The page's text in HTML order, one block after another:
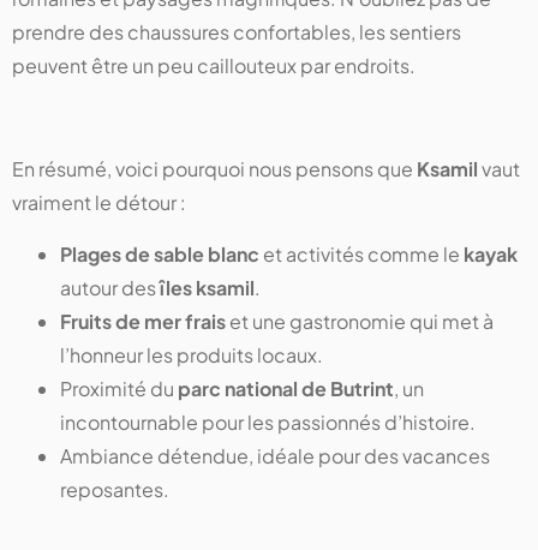
prendre des chaussures confortables, les sentiers
peuvent être un peu caillouteux par endroits.
En résumé, voici pourquoi nous pensons que Ksamilvaut
vraiment le détour :
Plages de sable blanc et activités comme le kayak
autour desîles ksamil.
Fruits de mer fraiset une gastronomie qui met à
l’honneur les produits locaux.
Proximité du parc national de Butrint, un
incontournable pour les passionnés d’histoire.
Ambiance détendue, idéale pour des vacances
reposantes.